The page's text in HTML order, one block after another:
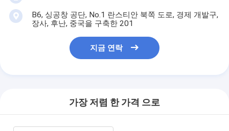
B6, 싱공창 공단, No.1 란스티안 북쪽 도로, 경제 개발구,
장사, 후난, 중국을 구축한 201
지금 연락
가장 저렴 한 가격 으로